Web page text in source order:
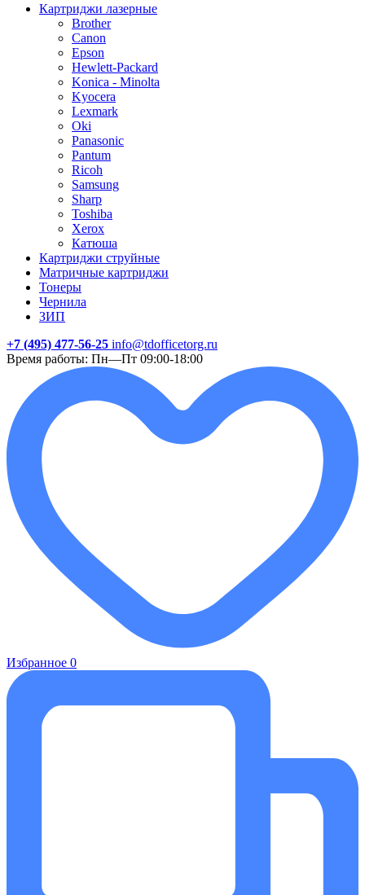
Картриджи лазерные
Brother
Canon
Epson
Hewlett-Packard
Konica - Minolta
Kyocera
Lexmark
Oki
Panasonic
Pantum
Ricoh
Samsung
Sharp
Toshiba
Xerox
Катюша
Картриджи струйные
Матричные картриджи
Тонеры
Чернила
ЗИП
+7 (495) 477-56-25 info@tdofficetorg.ru
Время работы: Пн—Пт 09:00-18:00
Избранное 0